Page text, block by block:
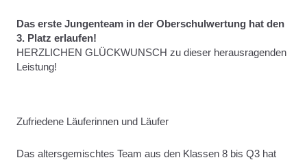
Das erste Jungenteam in der Oberschulwertung hat den
3. Platz erlaufen!
HERZLICHEN GLÜCKWUNSCH zu dieser herausragenden
Leistung!
Zufriedene Läuferinnen und Läufer
Das altersgemischtes Team aus den Klassen 8 bis Q3 hat